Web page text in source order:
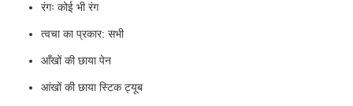
रंगः कोई भी रंग
त्वचा का प्रकार: सभी
आँखों की छाया पेन
आंखों की छाया स्टिक ट्यूब